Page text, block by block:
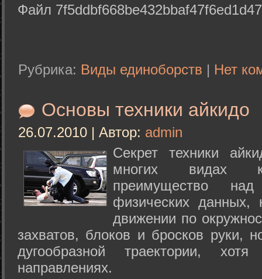
Файл
Рубрика: Виды единоборств | Нет
Основы техники айкидо
26.07.2010 | Автор: admin
Секрет техники
многих видах
преимущество
физических данных,
движении по
захватов, блоков и бросков руки,
дугообразной траектории,
направлениях.